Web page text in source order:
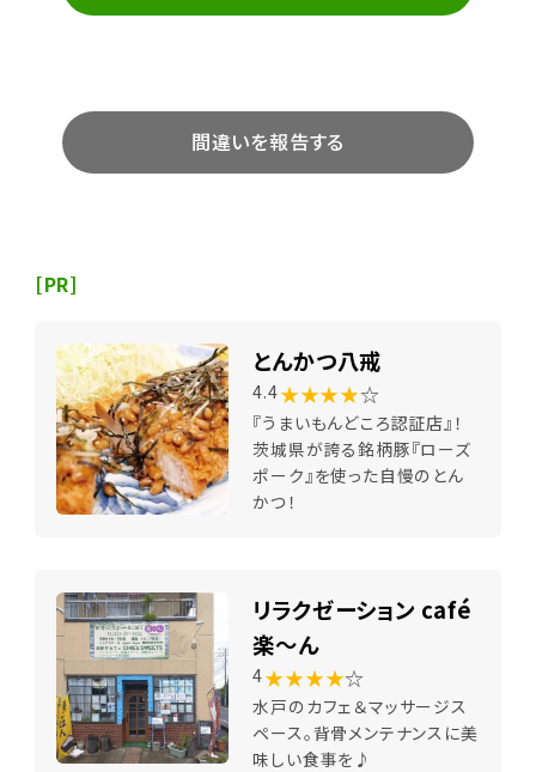
向けてMosaiqueのTシャツがとっても気になっている
間違いを報告する
[PR]
とんかつ八戒
4.4★★★★☆
『うまいもんどころ認証店』！
茨城県が誇る銘柄豚『ローズ
ポーク』を使った自慢のとん
かつ！
リラクゼーション café
楽～ん
4★★★★☆
水戸のカフェ＆マッサージス
ペース。背骨メンテナンスに美
味しい食事を♪